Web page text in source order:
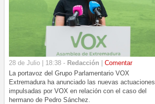
28 de Julio | 18:38 - Redacción
Comentar
La portavoz del Grupo Parlamentario VOX
Extremadura ha anunciado las nuevas actuaciones
impulsadas por VOX en relación con el caso del
hermano de Pedro Sánchez.